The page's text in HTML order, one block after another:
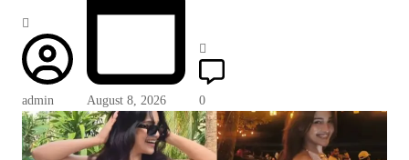
admin August 8, 2026 0